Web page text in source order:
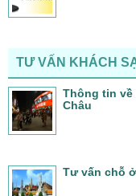
TƯ VẤN KHÁCH
Thông tin về
Châu
Tư vấn chỗ